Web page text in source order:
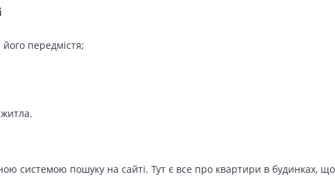
передмістя;
системою пошуку на сайті. Тут є все про квартири в будинках,